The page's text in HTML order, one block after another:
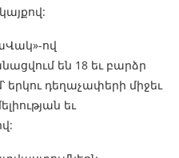
ով
են 18 եւ բարձր
դեղաչափերի միջեւ
եւ